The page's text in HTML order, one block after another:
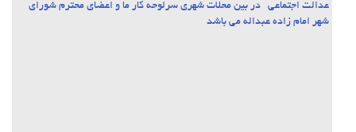
عدالت اجتماعی در بین محلات شهری سرلوحه کار ما و اعضای محترم شورای
شهر امام زاده عبداله می باشد